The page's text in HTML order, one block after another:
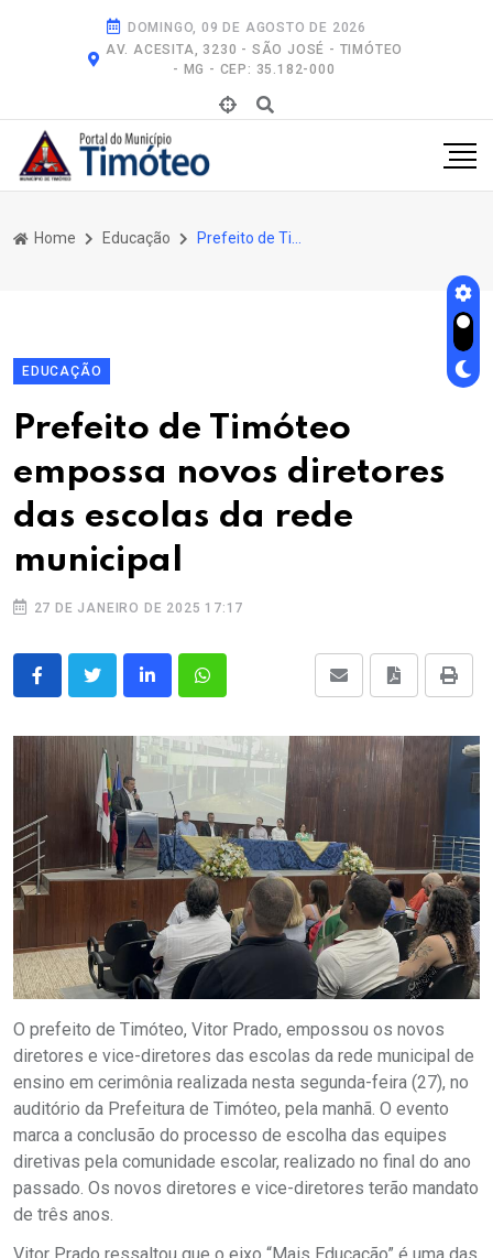
DOMINGO, 09 DE AGOSTO DE 2026
AV. ACESITA, 3230 - SÃO JOSÉ - TIMÓTEO
- MG - CEP: 35.182-000
Home Educação
EDUCAÇÃO
Prefeito de Timóteo
empossa novos diretores
das escolas da rede
municipal
27 DE JANEIRO DE 2025 17:17
O prefeito de Timóteo, Vitor Prado, empossou os novos
diretores e vice-diretores das escolas da rede municipal de
ensino em cerimônia realizada nesta segunda-feira (27), no
auditório da Prefeitura de Timóteo, pela manhã. O evento
marca a conclusão do processo de escolha das equipes
diretivas pela comunidade escolar, realizado no final do ano
passado. Os novos diretores e vice-diretores terão mandato
de três anos.
Vitor Prado ressaltou que o eixo “Mais Educação” é uma das